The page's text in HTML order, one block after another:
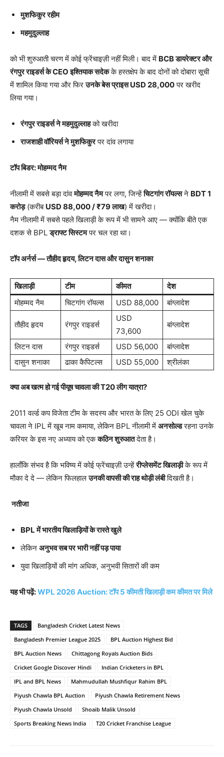
मुशफिकुर रहीम
महमुदुल्लाह
को भी शुरुआती चरण में कोई फ्रेंचाइज़ी नहीं मिली। बाद में BCBडायरेक्टर और
रंगपुर राइडर्स के CEOइश्तियाक सदेकके हस्तक्षेप के बाद दोनों को दोबारा सूची
में शामिल किया गया और फिरउनके बेस प्राइस USD 28,000पर खरीद
लिया गया।
रंगपुर राइडर्स ने महमुदुल्लाहको खरीदा
राजशाही वॉरियर्स ने मुशफिकुरपर दांव लगाया
टॉप बिडर: मोहम्मद नैम
नीलामी में सबसे बड़ा दांवमोहम्मद नैमपर लगा, जिन्हेंचिटगांग रॉयल्सने BDT 1
करोड़(करीब USD 88,000 / ₹79लाख) में खरीदा।
नैम नीलामी में सबसे पहले खिलाड़ी के रूप में भी सामने आए — क्योंकि बीते एक
दशक से BPLड्राफ्ट सिस्टमपर चल रहा था।
टॉप अर्नर्स — तौहीद हृदय,लिटन दास और दासुन शनाका
खिलाड़ी टीम कीमत
देश
मोहम्मद नैम
चिटगांग रॉयल्स USD 88,000 बांग्लादेश
तौहीद हृदय रंगपुर राइडर्स
USD
73,600
बांग्लादेश
लिटन दास रंगपुर राइडर्स USD 56,000
बांग्लादेश
दासुन शनाका
ढाका कैपिटल्स USD 55,000 श्रीलंका
क्या अब खत्म हो गई पीयूष चावला की T20लीग यात्रा?
2011 वर्ल्ड कप विजेता टीम के सदस्य और भारत के लिए 25 ODI खेल चुके
चावला ने IPL में खूब नाम कमाया, लेकिन BPL नीलामी में अनसोल्डरहना उनके
करियर के इस नए अध्याय को एककठिन शुरुआतदेता है।
हालाँकि संभव है कि भविष्य में कोई फ्रेंचाइज़ी उन्हेंरीप्लेसमेंट खिलाड़ीके रूप में
मौका दे दे — लेकिन फिलहालउनकी वापसी की राह थोड़ी लंबीदिखती है।
नतीजा
BPLमें भारतीय खिलाड़ियों के रास्ते खुले
लेकिन अनुभव सब पर भारी नहीं पड़ पाया
युवा खिलाड़ियों की मांग अधिक, अनुभवी सितारों की कम
यह भी पढ़ें:WPL 2026 Auction: टॉप 5 कीमती खिलाड़ी कम कीमत पर मिले
TAGS
Bangladesh Cricket Latest News
Bangladesh Premier League 2025
BPL Auction Highest Bid
BPL Auction News
Chittagong Royals Auction Bids
Cricket Google Discover Hindi
Indian Cricketers in BPL
IPL and BPL News
Mahmudullah Mushfiqur Rahim BPL
Piyush Chawla BPL Auction
Piyush Chawla Retirement News
Piyush Chawla Unsold
Shoaib Malik Unsold
Sports Breaking News India
T20 Cricket Franchise League